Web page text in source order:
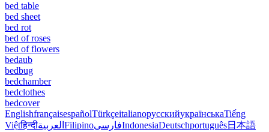
bed table
bed sheet
bed rot
bed of roses
bed of flowers
bedaub
bedbug
bedchamber
bedclothes
bedcover
EnglishfrançaisespañolTürkçeitalianoрусскийукраїнськаTiếng
Việtहिन्दीالعربية FilipinoفارسیIndonesiaDeutschportuguês日本語